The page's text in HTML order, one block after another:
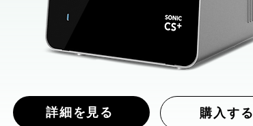
購入する
詳細を見る